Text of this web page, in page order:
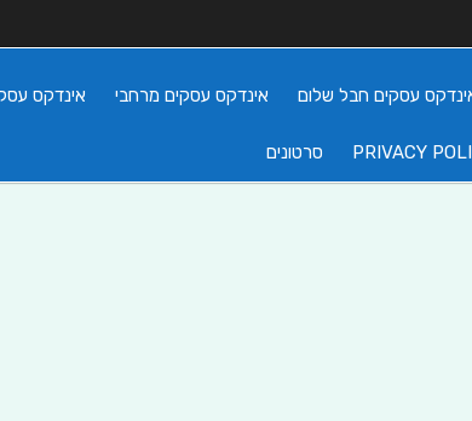
עסקים חבל שלום אינדקס עסקים מרחבי אינדקס
PRIVACY סרטונים